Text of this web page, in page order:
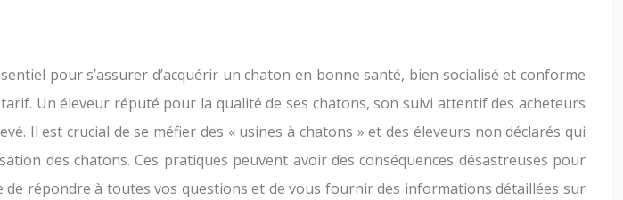
pour s’assurer d’acquérir un chaton en bonne santé, bien socialisé et conforme
Un éleveur réputé pour la qualité de ses chatons, son suivi attentif des acheteurs
Il est crucial de se méfier des « usines à chatons » et des éleveurs non déclarés qui
des chatons. Ces pratiques peuvent avoir des conséquences désastreuses pour
répondre à toutes vos questions et de vous fournir des informations détaillées sur